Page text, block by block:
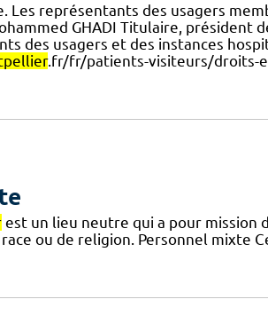
Les représentants des usagers
GHADI Titulaire, président
des usagers et des instances
.fr/fr/patients-visiteurs/droits-
est un lieu neutre qui a pour mission
ou de religion. Personnel mixte